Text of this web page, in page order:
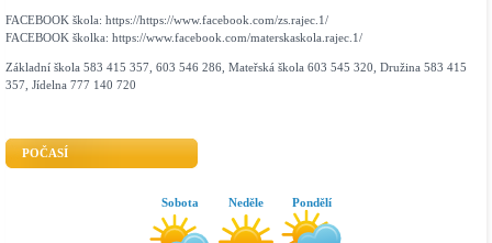
FACEBOOK škola: https://https://www.facebook.com/zs.rajec.1/
FACEBOOK školka: https://www.facebook.com/materskaskola.rajec.1/
Základní škola 583 415 357, 603 546 286, Mateřská škola 603 545 320, Družina 583 415
357, Jídelna 777 140 720
POČASÍ
Sobota Neděle Pondělí